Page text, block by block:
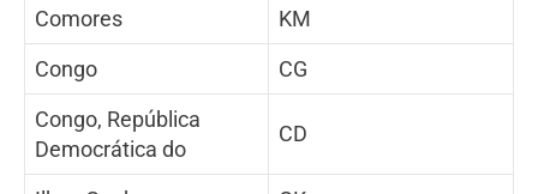
Comores
KM
Congo
CG
Congo, República
Democrática do
CD